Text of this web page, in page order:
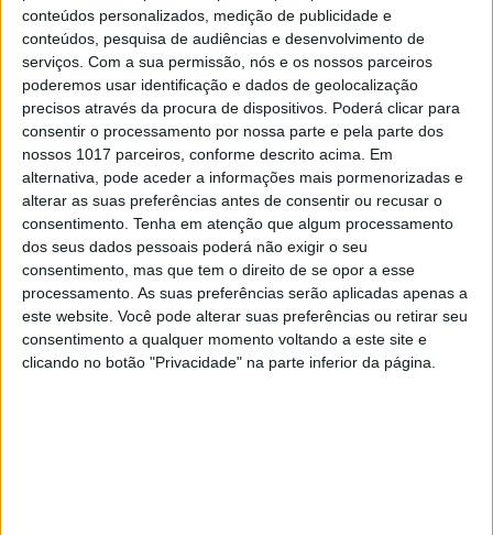
conteúdos personalizados, medição de publicidade e
conteúdos, pesquisa de audiências e desenvolvimento de
serviços. Com a sua permissão, nós e os nossos parceiros
poderemos usar identificação e dados de geolocalização
precisos através da procura de dispositivos. Poderá clicar para
consentir o processamento por nossa parte e pela parte dos
nossos 1017 parceiros, conforme descrito acima. Em
alternativa, pode aceder a informações mais pormenorizadas e
alterar as suas preferências antes de consentir ou recusar o
consentimento. Tenha em atenção que algum processamento
dos seus dados pessoais poderá não exigir o seu
consentimento, mas que tem o direito de se opor a esse
processamento. As suas preferências serão aplicadas apenas a
este website. Você pode alterar suas preferências ou retirar seu
consentimento a qualquer momento voltando a este site e
clicando no botão "Privacidade" na parte inferior da página.
tabuleiro. Repita o processo com o que resta do
frango, do queijo e do bacon.
3. Leve o peito de frango recheado ao forno e
cozinhe durante 20 min. Verifique se a parte mais
grossa do peito está branca e sem partes rosadas.
Enquanto a carne estiver a corar, junte os
ingredientes que sobraram e divida por 4 pratos.
4. Quando o frango estiver pronto, retire-o do
forno e deixe-o a descansar durante alguns
minutos. Sirva por cima da salada e desfrute!